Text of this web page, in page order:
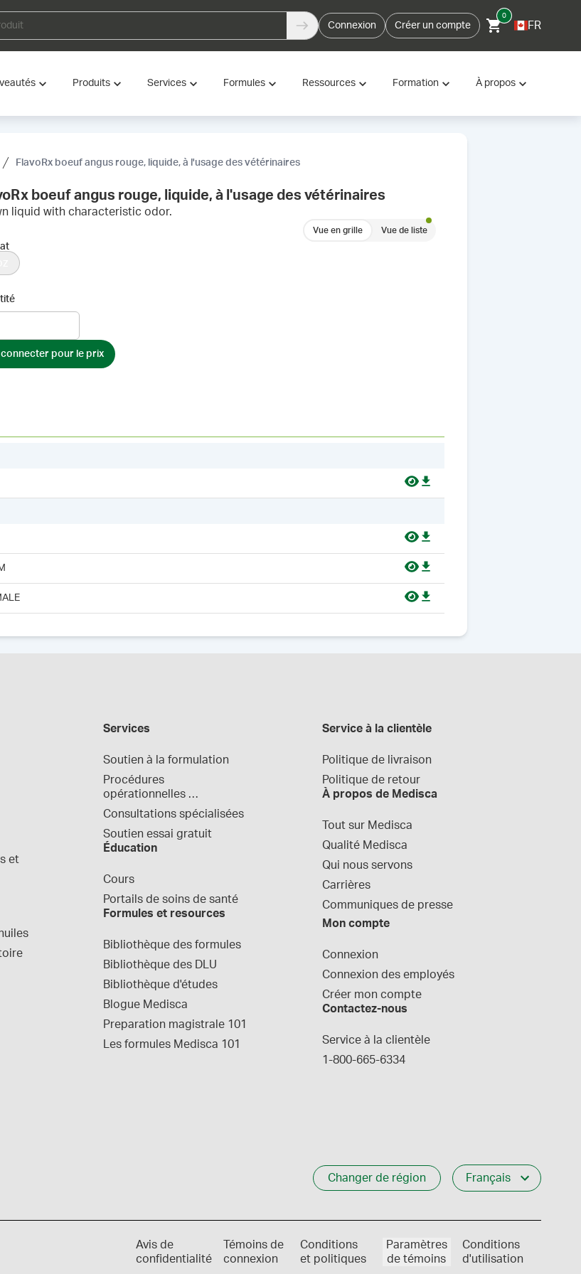
Connexion Créer un compte
0
FR
Produits Services Formules Ressources Formation À propos
FlavoRx boeuf angus rouge, liquide, à l'usage des vétérinaires
boeuf angus rouge, liquide, à l'usage des vétérinaires
liquid with characteristic odor.
Vue en grille Vue de liste
connecter pour le prix
et
Services
Soutien à la formulation
Procédures
opérationnelles
normalisées
Consultations spécialisées
Soutien essai gratuit
Éducation
Cours
Portails de soins de santé
Formules et resources
Bibliothèque des formules
Bibliothèque des DLU
Bibliothèque d'études
Blogue Medisca
Preparation magistrale 101
Les formules Medisca 101
Service à la clientèle
Politique de livraison
Politique de retour
À propos de Medisca
Tout sur Medisca
Qualité Medisca
Qui nous servons
Carrières
Communiques de presse
Mon compte
Connexion
Connexion des employés
Créer mon compte
Contactez-nous
Service à la clientèle
1-800-665-6334
Changer de région Français
Avis de
confidentialité
Témoins de
connexion
Conditions
et politiques
Paramètres
de témoins
Conditions
d'utilisation